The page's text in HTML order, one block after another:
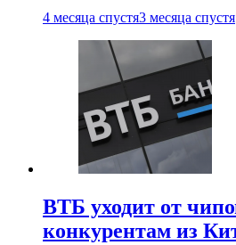
4 месяца спустя3 месяца спустя
ВТБ уходит от
конкурентам из